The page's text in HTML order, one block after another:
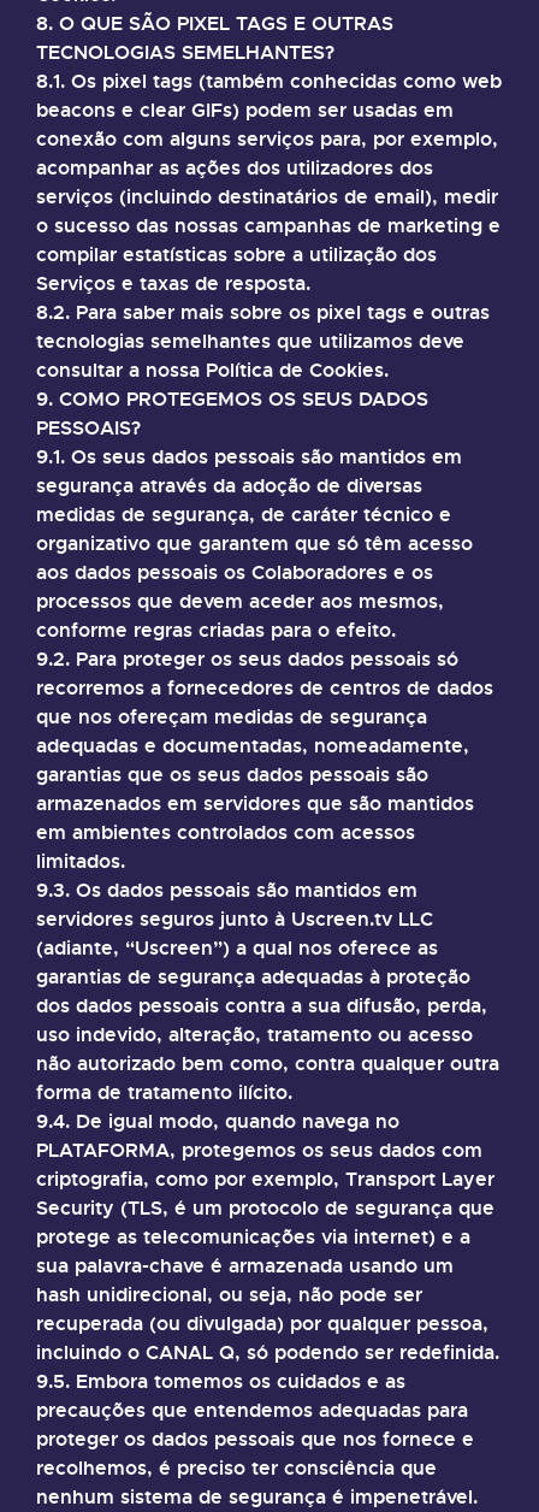
8. O QUE SÃO PIXEL TAGS E OUTRAS
TECNOLOGIAS SEMELHANTES?
8.1. Os pixel tags (também conhecidas como web
beacons e clear GIFs) podem ser usadas em
conexão com alguns serviços para, por exemplo,
acompanhar as ações dos utilizadores dos
serviços (incluindo destinatários de email), medir
o sucesso das nossas campanhas de marketing e
compilar estatísticas sobre a utilização dos
Serviços e taxas de resposta.
8.2. Para saber mais sobre os pixel tags e outras
tecnologias semelhantes que utilizamos deve
consultar a nossa Política de Cookies.
9. COMO PROTEGEMOS OS SEUS DADOS
PESSOAIS?
9.1. Os seus dados pessoais são mantidos em
segurança através da adoção de diversas
medidas de segurança, de caráter técnico e
organizativo que garantem que só têm acesso
aos dados pessoais os Colaboradores e os
processos que devem aceder aos mesmos,
conforme regras criadas para o efeito.
9.2. Para proteger os seus dados pessoais só
recorremos a fornecedores de centros de dados
que nos ofereçam medidas de segurança
adequadas e documentadas, nomeadamente,
garantias que os seus dados pessoais são
armazenados em servidores que são mantidos
em ambientes controlados com acessos
limitados.
9.3. Os dados pessoais são mantidos em
servidores seguros junto à Uscreen.tv LLC
(adiante, “Uscreen”) a qual nos oferece as
garantias de segurança adequadas à proteção
dos dados pessoais contra a sua difusão, perda,
uso indevido, alteração, tratamento ou acesso
não autorizado bem como, contra qualquer outra
forma de tratamento ilícito.
9.4. De igual modo, quando navega no
PLATAFORMA, protegemos os seus dados com
criptografia, como por exemplo, Transport Layer
Security (TLS, é um protocolo de segurança que
protege as telecomunicações via internet) e a
sua palavra-chave é armazenada usando um
hash unidirecional, ou seja, não pode ser
recuperada (ou divulgada) por qualquer pessoa,
incluindo o CANAL Q, só podendo ser redefinida.
9.5. Embora tomemos os cuidados e as
precauções que entendemos adequadas para
proteger os dados pessoais que nos fornece e
recolhemos, é preciso ter consciência que
nenhum sistema de segurança é impenetrável.